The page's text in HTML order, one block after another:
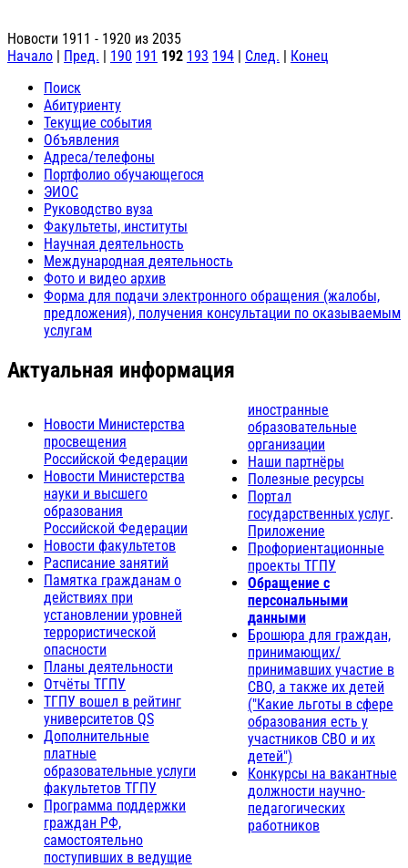
Новости 1911 - 1920 из 2035
Начало
Пред. 190 191 192 193 194 След.
Конец
Поиск
Абитуриенту
Текущие события
Объявления
Адреса/телефоны
Портфолио обучающегося
ЭИОС
Руководство вуза
Факультеты, институты
Научная деятельность
Международная деятельность
Фото и видео архив
Форма для подачи электронного обращения (жалобы,
предложения), получения консультации по оказываемым
услугам
Актуальная информация
Новости Министерства
просвещения
Российской Федерации
Новости Министерства
науки и высшего
образования
Российской Федерации
Новости факультетов
Расписание занятий
Памятка гражданам о
действиях при
установлении уровней
террористической
опасности
Планы деятельности
Отчёты ТГПУ
ТГПУ вошел в рейтинг
университетов QS
Дополнительные
платные
образовательные услуги
факультетов ТГПУ
Программа поддержки
граждан РФ,
самостоятельно
поступивших в ведущие
иностранные
образовательные
организации
Наши партнёры
Полезные ресурсы
Портал
государственных услуг.
Приложение
Профориентационные
проекты ТГПУ
Обращение с
персональными
данными
Брошюра для граждан,
принимающих/
принимавших участие в
СВО, а также их детей
("Какие льготы в сфере
образования есть у
участников СВО и их
детей")
Конкурсы на вакантные
должности научно-
педагогических
работников